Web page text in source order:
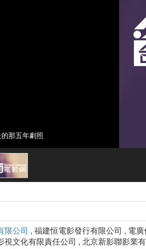
那五年劇照
限公司 , 福建恒電影發行有限公司 , 電
視文化有限責任公司 , 北京新影聯影業